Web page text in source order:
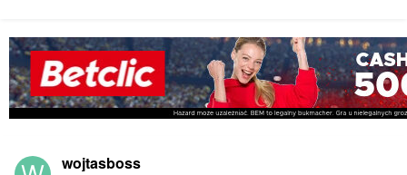
wojtasboss